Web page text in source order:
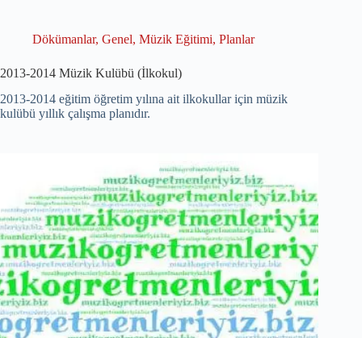
Dökümanlar, Genel, Müzik Eğitimi, Planlar
2013-2014 Müzik Kulübü (İlkokul)
2013-2014 eğitim öğretim yılına ait ilkokullar için müzik
kulübü yıllık çalışma planıdır.